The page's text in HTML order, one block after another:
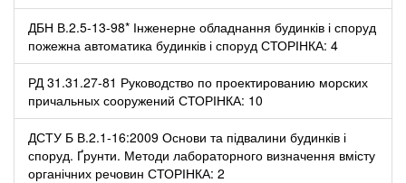
ДБН В.2.5-13-98* Інженерне обладнання будинків і споруд
пожежна автоматика будинків і споруд СТОРІНКА: 4
РД 31.31.27-81 Руководство по проектированию морских
причальных сооружений СТОРІНКА: 10
ДСТУ Б В.2.1-16:2009 Основи та підвалини будинків і
споруд. Ґрунти. Методи лабораторного визначення вмісту
органічних речовин СТОРІНКА: 2